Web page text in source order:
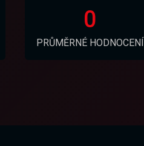
0
PRŮMĚRNÉ HODNOCENÍ